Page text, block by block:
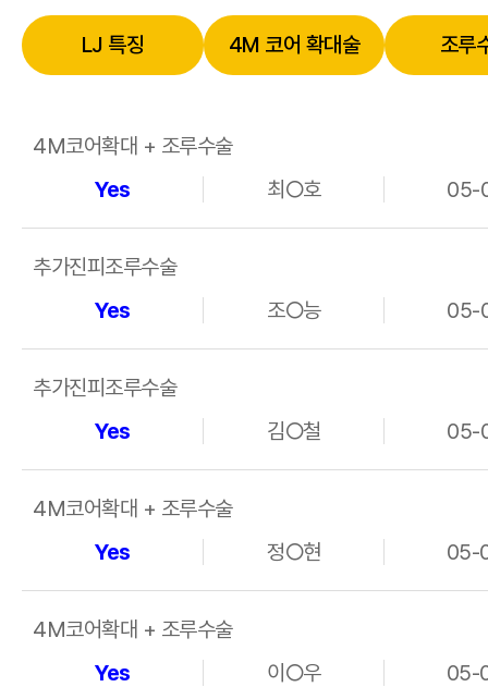
LJ 특징 4M 코어 확대술 조루
4M코어확대 + 조루수술
Yes
최○호 05-
추가진피조루수술
Yes
조○능 05-
추가진피조루수술
Yes
김○철 05-
4M코어확대 + 조루수술
Yes
정○현 05-
4M코어확대 + 조루수술
Yes
이○우 05-